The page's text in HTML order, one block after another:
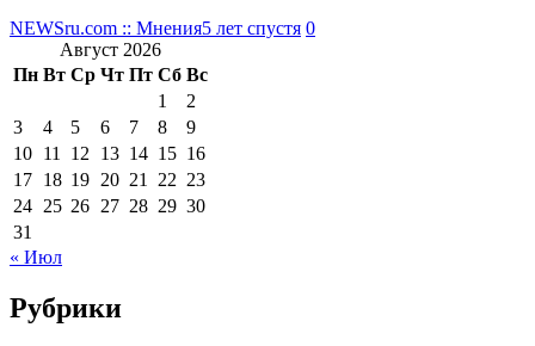
NEWSru.com :: Мнения5 лет спустя 0
Август 2026
Пн Вт Ср Чт Пт Сб Вс
1
2
3
4 5 6 7 8
9
10 11 12 13 14 15 16
17 18 19 20 21 22 23
24 25 26 27 28 29 30
31
« Июл
Рубрики